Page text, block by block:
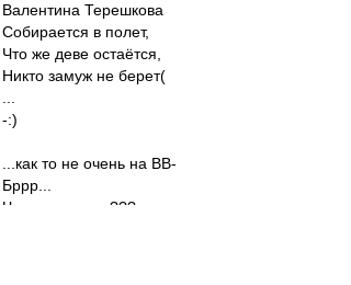
Валентина Терешкова
Собирается в полет,
Что же деве остаётся,
Никто замуж не берет(
-:)
...как то не очень на ВВ-
Бррр...
Чего делите то???